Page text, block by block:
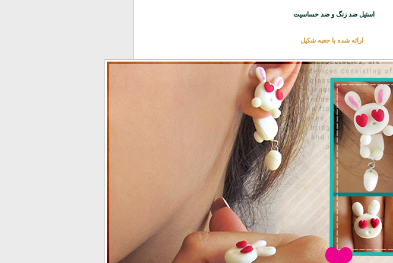
استیل ضد زنگ و ضد حساسیت
ارائه شده با جعبه شکیل